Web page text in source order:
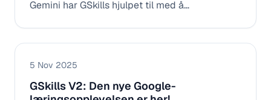
Gemini har GSkills hjulpet til med å
forretningsbehovene.
5 Nov 2025
GSkills V2: Den nye Google-